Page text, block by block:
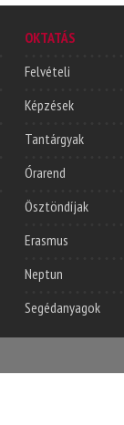
OKTATÁS
Felvételi
Képzések
Tantárgyak
Órarend
Ösztöndíjak
Erasmus
Neptun
Segédanyagok